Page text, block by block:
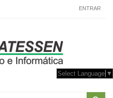
ENTRAR
Select Language ▼